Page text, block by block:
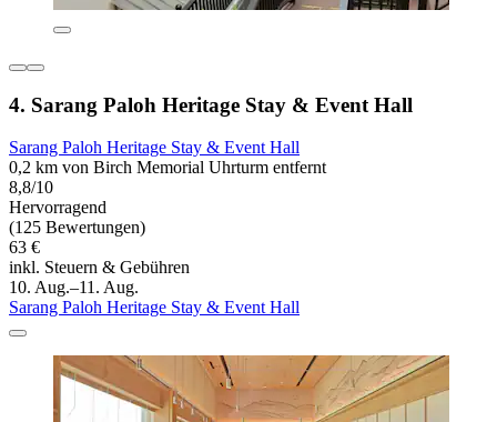
4. Sarang Paloh Heritage Stay & Event Hall
Sarang Paloh Heritage Stay & Event Hall
0,2 km von Birch Memorial Uhrturm entfernt
8,8/10
Hervorragend
(125 Bewertungen)
63 €
inkl. Steuern & Gebühren
10. Aug.–11. Aug.
Sarang Paloh Heritage Stay & Event Hall